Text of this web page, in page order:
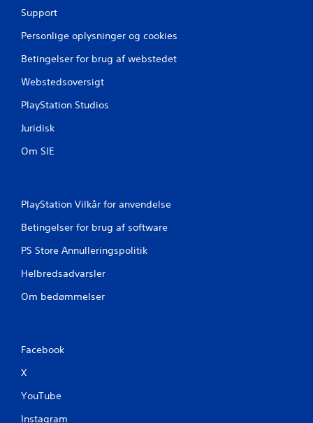
Support
Personlige oplysninger og cookies
Betingelser for brug af webstedet
Webstedsoversigt
PlayStation Studios
Juridisk
Om SIE
PlayStation Vilkår for anvendelse
Betingelser for brug af software
PS Store Annulleringspolitik
Helbredsadvarsler
Om bedømmelser
Facebook
X
YouTube
Instagram